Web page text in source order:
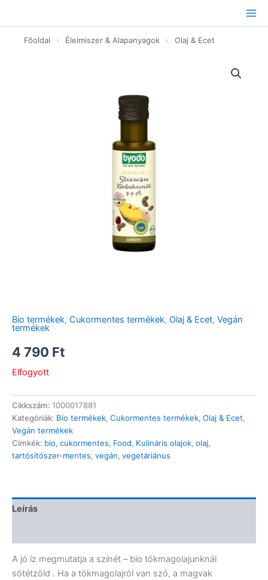
tartalomhoz
Főoldal › Élelmiszer & Alapanyagok › Olaj & Ecet
Bio termékek, Cukormentes termékek, Olaj & Ecet, Vegán
termékek
4 790 Ft
Elfogyott
Cikkszám: 1000017881
Kategóriák: Bio termékek, Cukormentes termékek, Olaj & Ecet,
Vegán termékek
Címkék: bio, cukormentes, Food, Kulináris olajok, olaj,
tartósítószer-mentes, vegán, vegetáriánus
Leírás
A jó íz megmutatja a színét – bio tökmagolajunknál
sötétzöld . Ha a tökmagolajról van szó, a magvak